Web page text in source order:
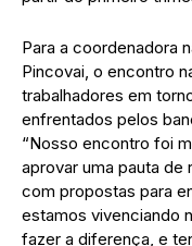
Para a coordenadora
Pincovai, o encontro
trabalhadores em
enfrentados pelos
“Nosso encontro foi
aprovar uma pauta de
com propostas para
estamos vivenciando
fazer a diferença, e